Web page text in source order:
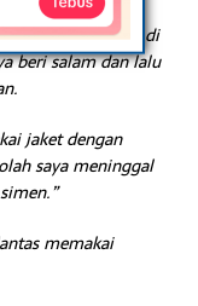
saya berhenti di
beri salam dan lalu
jaket dengan
saya meninggal
memakai